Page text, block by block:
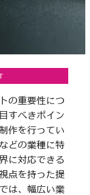
の重要性につ
すべきポイン
作を行ってい
どの業種に特
に対応できる
点を持った提
は、幅広い業